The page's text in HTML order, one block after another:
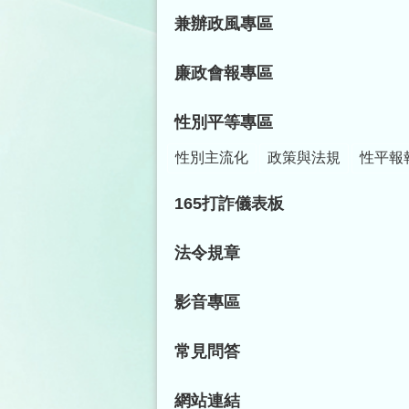
兼辦政風專區
廉政會報專區
性別平等專區
性別主流化 政策與法規 性平報
165打詐儀表板
法令規章
影音專區
常見問答
網站連結